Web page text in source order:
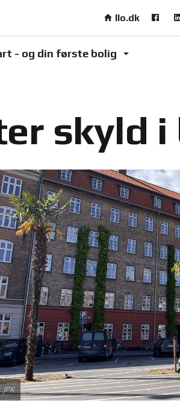
Skip to main content
- og din første bolig
llo.dk
skyld i